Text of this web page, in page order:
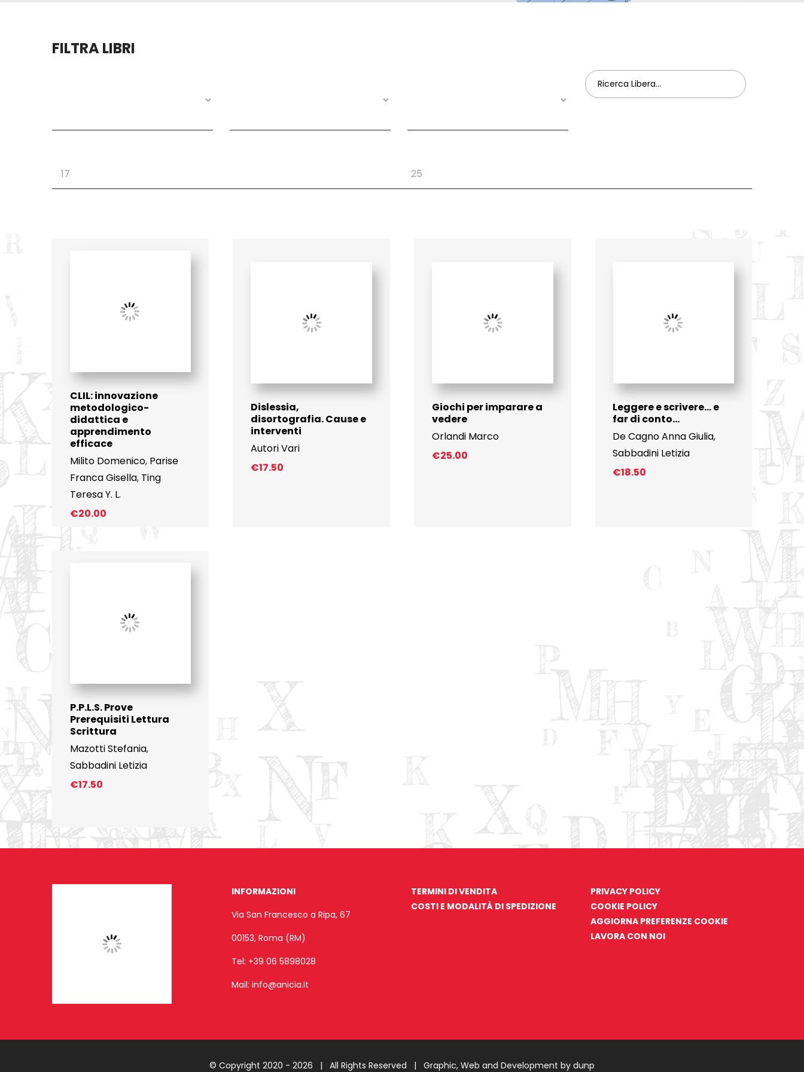
FILTRA LIBRI
CLIL: innovazione
metodologico-
didattica e
apprendimento
efficace
Milito Domenico, Parise
Franca Gisella, Ting
Teresa Y. L.
€20.00
Dislessia,
disortografia. Cause e
interventi
Autori Vari
€17.50
Giochi per imparare a
vedere
Orlandi Marco
€25.00
Leggere e scrivere… e
far di conto…
De Cagno Anna Giulia,
Sabbadini Letizia
€18.50
P.P.L.S. Prove
Prerequisiti Lettura
Scrittura
Mazotti Stefania,
Sabbadini Letizia
€17.50
INFORMAZIONI
Via San Francesco a Ripa, 67
00153, Roma (RM)
Tel: +39 06 5898028
Mail: info@anicia.it
TERMINI DI VENDITA
COSTI E MODALITÀ DI SPEDIZIONE
PRIVACY POLICY
COOKIE POLICY
AGGIORNA PREFERENZE COOKIE
LAVORA CON NOI
© Copyright 2020 - 2026 | All Rights Reserved | Graphic, Web and Development by dunp